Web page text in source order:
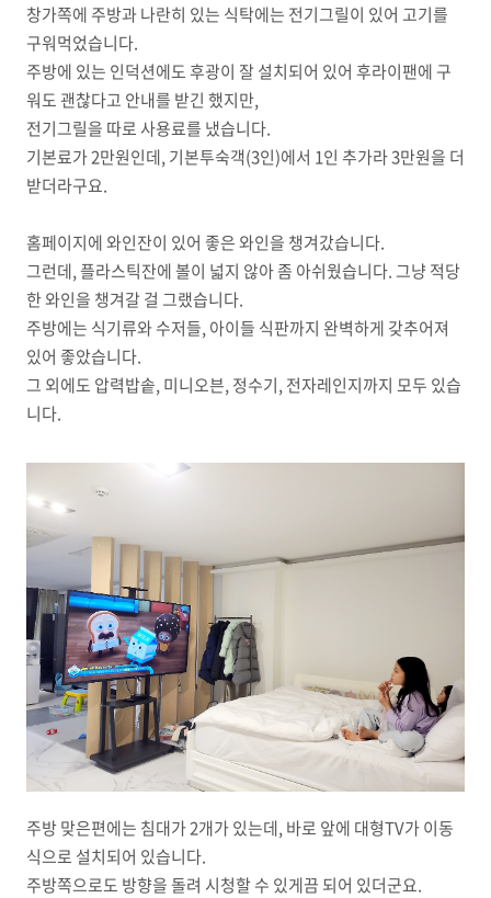
창가쪽에 주방과 나란히 있는 식탁에는 전기그릴이 있어 고기를
구워먹었습니다.
주방에 있는 인덕션에도 후광이 잘 설치되어 있어 후라이팬에 구
워도 괜찮다고 안내를 받긴 했지만,
전기그릴을 따로 사용료를 냈습니다.
기본료가 2만원인데, 기본투숙객(3인)에서 1인 추가라 3만원을 더
받더라구요.
홈페이지에 와인잔이 있어 좋은 와인을 챙겨갔습니다.
그런데, 플라스틱잔에 볼이 넓지 않아 좀 아쉬웠습니다. 그냥 적당
한 와인을 챙겨갈 걸 그랬습니다.
주방에는 식기류와 수저들, 아이들 식판까지 완벽하게 갖추어져
있어 좋았습니다.
그 외에도 압력밥솥, 미니오븐, 정수기, 전자레인지까지 모두 있습
니다.
주방 맞은편에는 침대가 2개가 있는데, 바로 앞에 대형TV가 이동
식으로 설치되어 있습니다.
주방쪽으로도 방향을 돌려 시청할 수 있게끔 되어 있더군요.